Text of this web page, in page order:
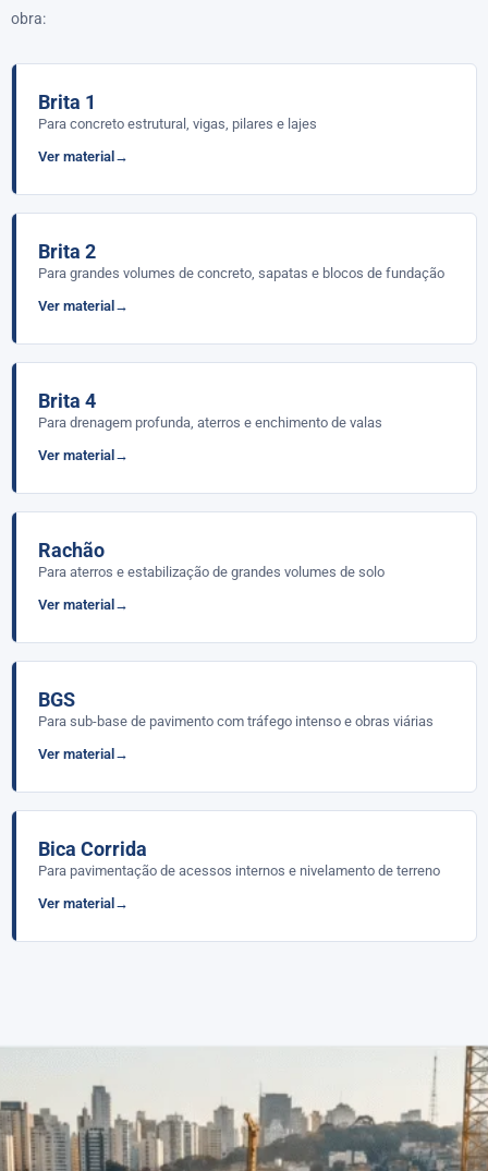
obra:
Brita 1
Para concreto estrutural, vigas, pilares e lajes
Ver material
Brita 2
Para grandes volumes de concreto, sapatas e blocos de fundação
Ver material
Brita 4
Para drenagem profunda, aterros e enchimento de valas
Ver material
Rachão
Para aterros e estabilização de grandes volumes de solo
Ver material
BGS
Para sub-base de pavimento com tráfego intenso e obras viárias
Ver material
Bica Corrida
Para pavimentação de acessos internos e nivelamento de terreno
Ver material